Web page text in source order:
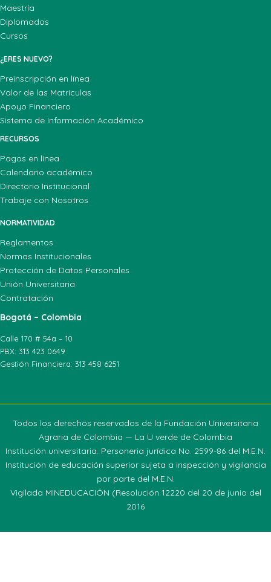
Maestría
Diplomados
Cursos
¿ERES NUEVO?
Preinscripción en línea
Valor de las Matrículas
Apoyo Financiero
Sistema de Información Académico
RECURSOS
Pagos en línea
Calendario académico
Directorio Institucional
Trabaje con Nosotros
NORMATIVIDAD
Reglamentos
Normas Institucionales
Protección de Datos Personales
Unión Universitaria
Contratación
Bogotá – Colombia
Calle 170 # 54a – 10
PBX: 313 423 0649
Gestión Financiera: 313 458 6251
Todos los derechos reservados de la Fundación Universitaria
Agraria de Colombia — La U verde de Colombia
Institución universitaria. Personeria jurídica No. 2599-86 del M.E.N.
Institución de educación superior sujeta a inspección y vigilancia
por parte del M.E.N.
Vigilada MINEDUCACIÓN (Resolución 12220 del 20 de junio del
2016